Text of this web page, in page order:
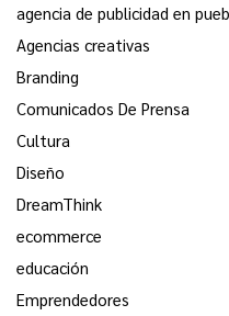
agencia de publicidad en
Agencias creativas
Branding
Comunicados De Prensa
Cultura
Diseño
DreamThink
ecommerce
educación
Emprendedores